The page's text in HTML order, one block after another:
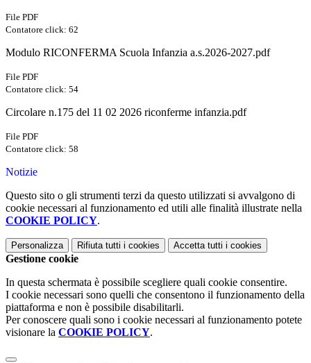
File PDF
Contatore click: 62
Modulo RICONFERMA Scuola Infanzia a.s.2026-2027.pdf
File PDF
Contatore click: 54
Circolare n.175 del 11 02 2026 riconferme infanzia.pdf
File PDF
Contatore click: 58
Notizie
Questo sito o gli strumenti terzi da questo utilizzati si avvalgono di
cookie necessari al funzionamento ed utili alle finalità illustrate nella
COOKIE POLICY.
Personalizza Rifiuta tutti i cookies Accetta tutti i cookies
Gestione cookie
In questa schermata è possibile scegliere quali cookie consentire.
I cookie necessari sono quelli che consentono il funzionamento della
piattaforma e non è possibile disabilitarli.
Per conoscere quali sono i cookie necessari al funzionamento potete
visionare la COOKIE POLICY.